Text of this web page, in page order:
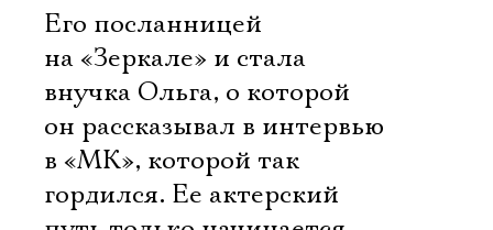
Его посланницей
на «Зеркале» и стала
внучка Ольга, о которой
он рассказывал в интервью
в «МК», которой так
гордился. Ее актерский